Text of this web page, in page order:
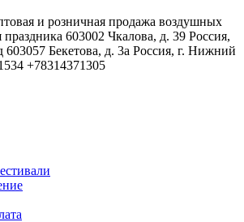
и розничная продажа воздушных
праздника 603002 Чкалова, д. 39 Россия,
603057 Бекетова, д. 3а Россия, г. Нижний
+78314371305